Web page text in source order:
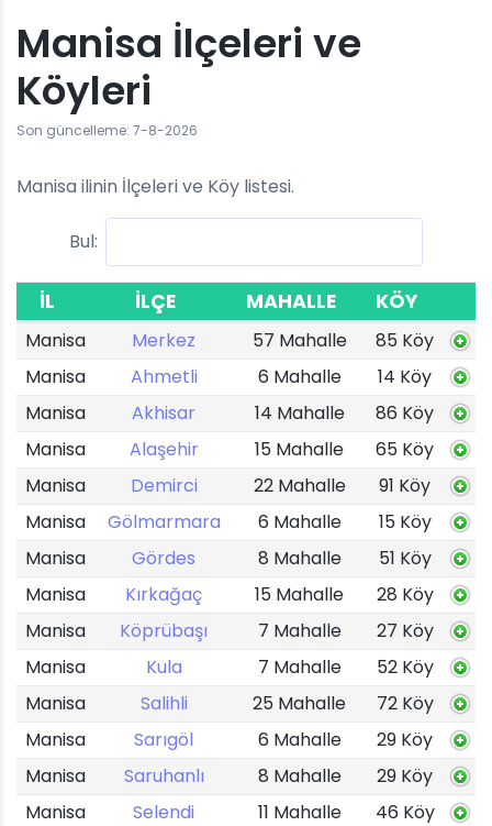
Manisa İlçeleri ve
Köyleri
Son güncelleme: 7-8-2026
Manisa ilinin İlçeleri ve Köy listesi.
Bul:
İL İLÇE MAHALLE KÖY
Manisa Merkez 57 Mahalle
85 Köy
Manisa
Ahmetli 6 Mahalle
14 Köy
Manisa
Akhisar 14 Mahalle
86 Köy
Manisa
Alaşehir 15 Mahalle
65 Köy
Manisa
Demirci 22 Mahalle
91 Köy
Manisa
Gölmarmara 6 Mahalle
15 Köy
Manisa
Gördes 8 Mahalle
51 Köy
Manisa
Kırkağaç 15 Mahalle
28 Köy
Manisa
Köprübaşı 7 Mahalle
27 Köy
Manisa
Kula 7 Mahalle
52 Köy
Manisa
Salihli 25 Mahalle
72 Köy
Manisa
Sarıgöl 6 Mahalle
29 Köy
Manisa
Saruhanlı 8 Mahalle
29 Köy
Manisa
Selendi 11 Mahalle
46 Köy